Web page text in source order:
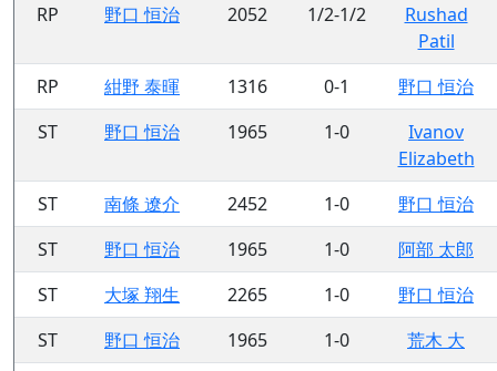
RP 野口 恒治 2052 1/2-1/2
Rushad
Patil
RP
紺野 泰暉 1316 0-1
野口 恒治
ST
野口 恒治 1965 1-0
Ivanov
Elizabeth
ST
南條 遼介 2452 1-0
野口 恒治
ST
野口 恒治 1965 1-0
阿部 太郎
ST
大塚 翔生 2265 1-0
野口 恒治
ST
野口 恒治 1965 1-0
荒木 大